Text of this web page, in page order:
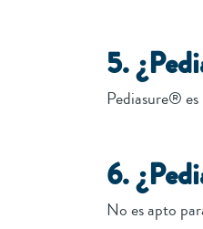
5.
Pediasure®
6.
No es apto